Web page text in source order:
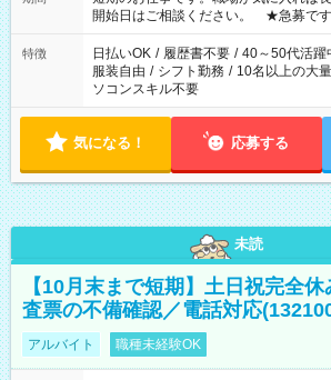
なります。★家庭の都合でお休みが必要
談ください。
開始日はご相談ください。 ★急募です
特徴 日払いOK / 履歴書不要 / 40～50代活躍
服装自由 / シフト勤務 / 10名以上の大
ソコンスキル不要
気になる！ 応募する
未読
【10月末まで短期】土日祝完全休
査票の不備確認／電話対応
アルバイト 職種未経験OK